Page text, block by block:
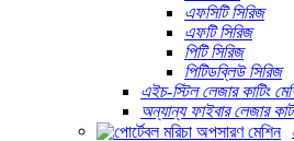
এফসিটি সিরিজ
এফটি সিরিজ
পিটি সিরিজ
পিটিডব্লিউ সিরিজ
এইচ-স্টিল লেজার কাটিং
অন্যান্য ফাইবার লেজার